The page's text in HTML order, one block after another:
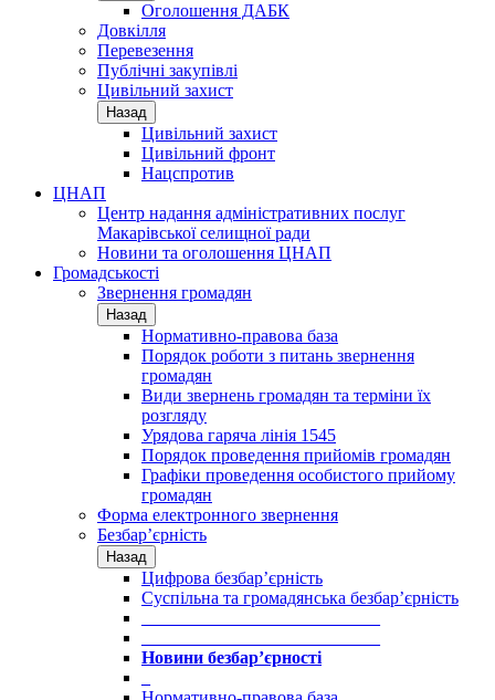
Оголошення ДАБК
Довкілля
Перевезення
Публічні закупівлі
Цивільний захист
Назад
Цивільний захист
Цивільний фронт
Нацспротив
ЦНАП
Центр надання адміністративних послуг
Макарівської селищної ради
Новини та оголошення ЦНАП
Громадськості
Звернення громадян
Назад
Нормативно-правова база
Порядок роботи з питань звернення
громадян
Види звернень громадян та терміни їх
розгляду
Урядова гаряча лінія 1545
Порядок проведення прийомів громадян
Графіки проведення особистого прийому
громадян
Форма електронного звернення
Безбар’єрність
Назад
Цифрова безбар’єрність
Суспільна та громадянська безбар’єрність
Новини безбар’єрності